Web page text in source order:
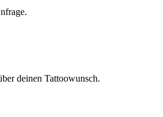
deinen Tattoowunsch.